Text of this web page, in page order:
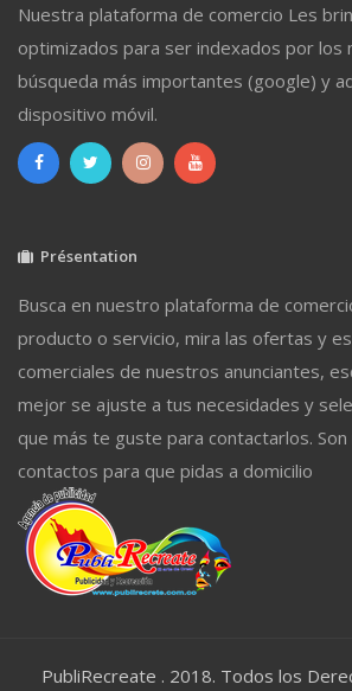
Nuestra plataforma de comercio Les
optimizados para ser indexados por los
búsqueda más importantes (google) y
dispositivo móvil.
Présentation
Busca en nuestro plataforma de
producto o servicio, mira las ofertas y
comerciales de nuestros anunciantes,
mejor se ajuste a tus necesidades y
que más te guste para contactarlos.
contactos para que pidas a domicilio
PubliRecreate . 2018. Todos los